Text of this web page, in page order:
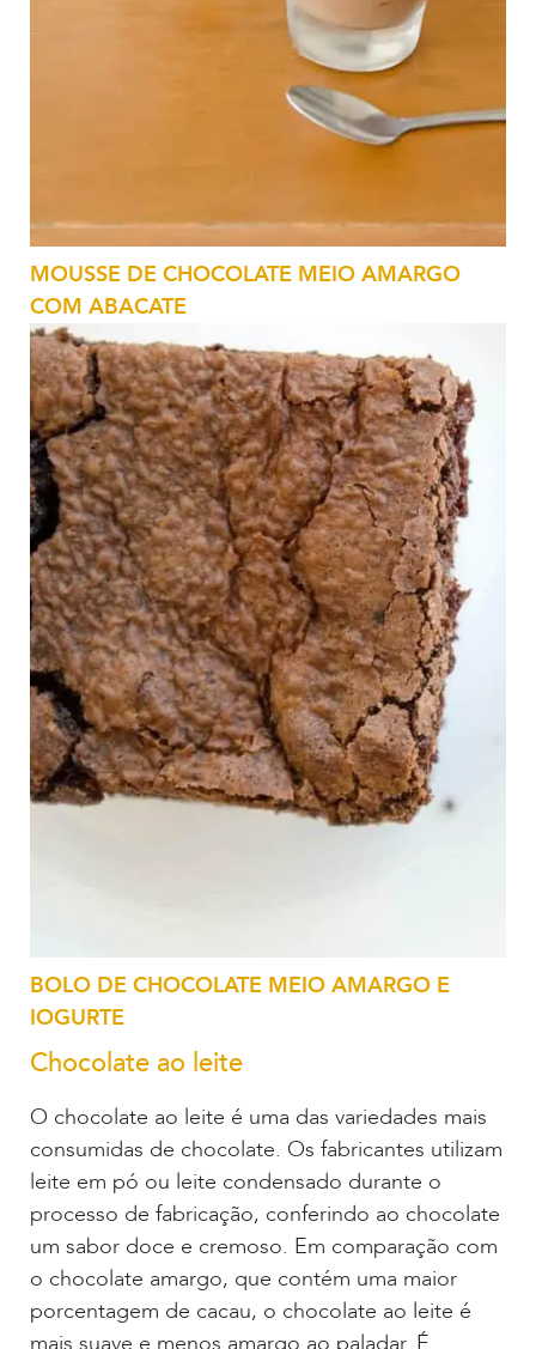
MOUSSE DE CHOCOLATE MEIO AMARGO
COM ABACATE
BOLO DE CHOCOLATE MEIO AMARGO E
IOGURTE
Chocolate ao leite
O chocolate ao leite é uma das variedades mais
consumidas de chocolate. Os fabricantes utilizam
leite em pó ou leite condensado durante o
processo de fabricação, conferindo ao chocolate
um sabor doce e cremoso. Em comparação com
o chocolate amargo, que contém uma maior
porcentagem de cacau, o chocolate ao leite é